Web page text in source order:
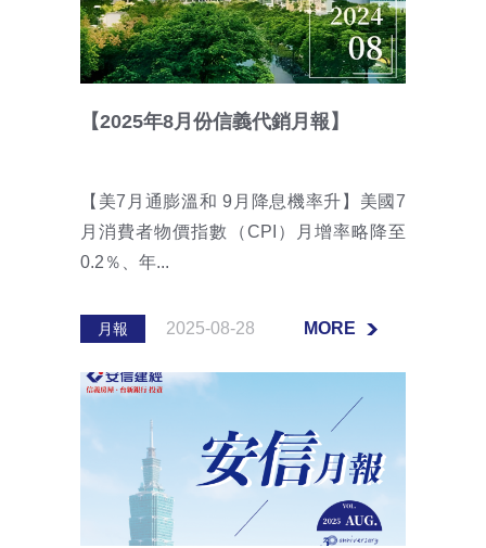
【2025年8月份信義代銷月報】
【美7月通膨溫和 9月降息機率升】美國7
月消費者物價指數（CPI）月增率略降至
0.2％、年...
月報 2025-08-28 MORE
MORE